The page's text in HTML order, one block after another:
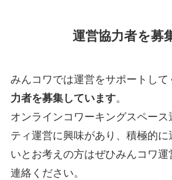
運営協力者を募
みんコワでは運営をサポートして
力者を募集しています。
オンラインコワーキングスペース
ティ運営に興味があり、積極的に
いとお考えの方はぜひみんコワ
連絡ください。